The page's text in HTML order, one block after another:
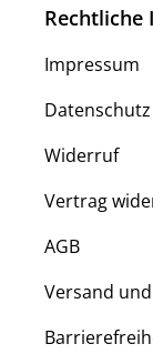
Impressum
Datenschutz
Widerruf
Vertrag
AGB
Versand